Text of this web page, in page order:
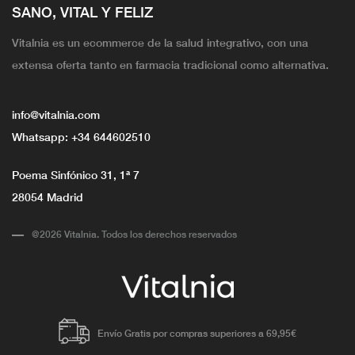
SANO, VITAL Y FELIZ
Vitalnia es un ecommerce de la salud integrativo, con una
extensa oferta tanto en farmacia tradicional como alternativa.
info@vitalnia.com
Whatsapp: +34 644602510
Poema Sinfónico 31, 1ª 7
28054 Madrid
@2026 Vitalnia. Todos los derechos reservados
Envío Gratis por compras superiores a 69,95€